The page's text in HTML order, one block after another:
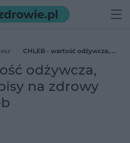
CHLEB - wartość odżywcza,
chleb
odżywcza,
na zdrowy